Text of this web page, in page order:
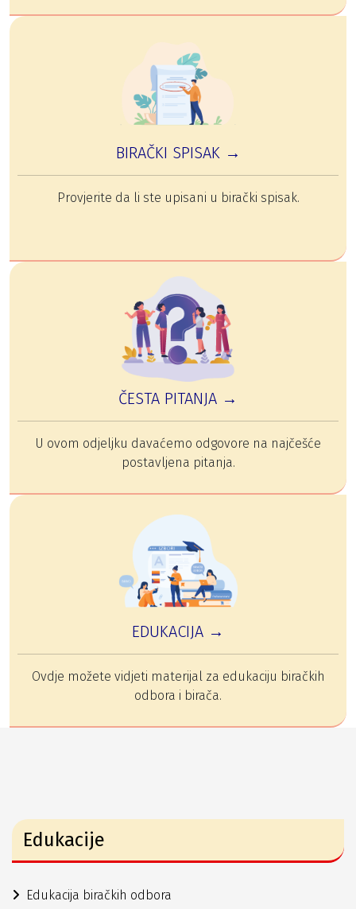
BIRAČKI SPISAK →
Provjerite da li ste upisani u birački spisak.
ČESTA PITANJA →
U ovom odjeljku davaćemo odgovore na najčešće
postavljena pitanja.
EDUKACIJA →
Ovdje možete vidjeti materijal za edukaciju biračkih
odbora i birača.
Edukacije
Edukacija biračkih odbora